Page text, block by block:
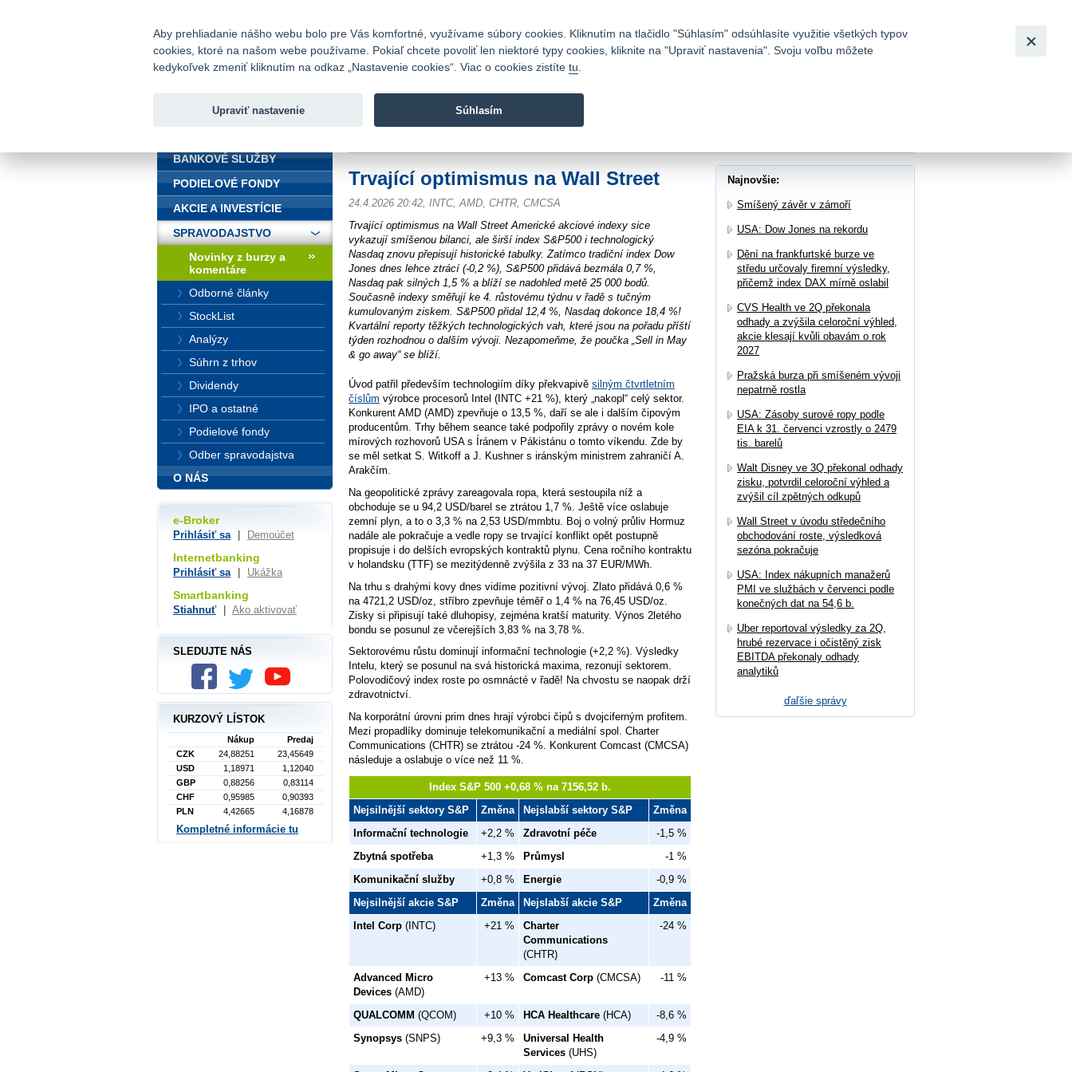
Fio banka
Fio banka sa zameriava na poskytovanie bežných bankových
Trvající optimismus na Wall Street
24.4.2026 20:42, INTC, AMD, CHTR, CMCSA
Trvající optimismus na Wall Street Americké akciové indexy sice
vykazují smíšenou bilanci, ale širší index S&P500 i technologický
Nasdaq znovu přepisují historické tabulky. Zatímco tradiční index Dow
Jones dnes lehce ztrácí (-0,2 %), S&P500 přidává bezmála 0,7 %,
Nasdaq pak silných 1,5 % a blíží se nadohled metě 25 000 bodů.
Současně indexy směřují ke 4. růstovému týdnu v řadě s tučným
kumulovaným ziskem. S&P500 přidal 12,4 %, Nasdaq dokonce 18,4 %!
Kvartální reporty těžkých technologických vah, které jsou na pořadu příští
týden rozhodnou o dalším vývoji. Nezapomeňme, že poučka „Sell in May
& go away“ se blíží.
Úvod patřil především technologiím díky překvapivě silným čtvrtletním
číslům výrobce procesorů Intel (INTC +21 %), který „nakopl“ celý sektor.
Konkurent AMD (AMD) zpevňuje o 13,5 %, daří se ale i dalším čipovým
producentům. Trhy během seance také podpořily zprávy o novém kole
mírových rozhovorů USA s Íránem v Pákistánu o tomto víkendu. Zde by
se měl setkat S. Witkoff a J. Kushner s iránským ministrem zahraničí A.
Arakčím.
Na geopolitické zprávy zareagovala ropa, která sestoupila níž a
obchoduje se u 94,2 USD/barel se ztrátou 1,7 %. Ještě více oslabuje
zemní plyn, a to o 3,3 % na 2,53 USD/mmbtu. Boj o volný průliv Hormuz
nadále ale pokračuje a vedle ropy se trvající konflikt opět postupně
propisuje i do delších evropských kontraktů plynu. Cena ročního kontraktu
v holandsku (TTF) se mezitýdenně zvýšila z 33 na 37 EUR/MWh.
Na trhu s drahými kovy dnes vidíme pozitivní vývoj. Zlato přidává 0,6 %
na 4721,2 USD/oz, stříbro zpevňuje téměř o 1,4 % na 76,45 USD/oz.
Zisky si připisují také dluhopisy, zejména kratší maturity. Výnos 2letého
bondu se posunul ze včerejších 3,83 % na 3,78 %.
Sektorovému růstu dominují informační technologie (+2,2 %). Výsledky
Intelu, který se posunul na svá historická maxima, rezonují sektorem.
Polovodičový index roste po osmnácté v řadě! Na chvostu se naopak drží
zdravotnictví.
Na korporátní úrovni prim dnes hrají výrobci čipů s dvojciferným profitem.
Mezi propadlíky dominuje telekomunikační a mediální spol. Charter
Communications (CHTR) se ztrátou -24 %. Konkurent Comcast (CMCSA)
následuje a oslabuje o více než 11 %.
Index S&P 500 +0,68 % na 7156,52 b.
Nejsilnější sektory S&P
Změna Nejslabší sektory S&P
Změna
Informační technologie
+2,2 % Zdravotní péče
-1,5 %
Zbytná spotřeba
+1,3 % Průmysl
-1 %
Komunikační služby
+0,8 % Energie
-0,9 %
Nejsilnější akcie S&P
Změna Nejslabší akcie S&P
Změna
Intel Corp (INTC) +21 %
Charter
Communications
(CHTR)
-24 %
Advanced Micro
Devices (AMD)
+13 % Comcast Corp (CMCSA) -11 %
QUALCOMM (QCOM) +10 % HCA Healthcare (HCA)
-8,6 %
Synopsys (SNPS) +9,3 %
Universal Health
Services (UHS)
-4,9 %
Najnovšie:
Smíšený závěr v zámoří
USA: Dow Jones na rekordu
Dění na frankfurtské burze ve
středu určovaly firemní výsledky,
přičemž index DAX mírně oslabil
CVS Health ve 2Q překonala
odhady a zvýšila celoroční výhled,
akcie klesají kvůli obavám o rok
2027
Pražská burza při smíšeném vývoji
nepatrně rostla
USA: Zásoby surové ropy podle
EIA k 31. červenci vzrostly o 2479
tis. barelů
Walt Disney ve 3Q překonal odhady
zisku, potvrdil celoroční výhled a
zvýšil cíl zpětných odkupů
Wall Street v úvodu středečního
obchodování roste, výsledková
sezóna pokračuje
USA: Index nákupních manažerů
PMI ve službách v červenci podle
konečných dat na 54,6 b.
Uber reportoval výsledky za 2Q,
hrubé rezervace i očistěný zisk
EBITDA překonaly odhady
analytiků
ďaľšie správy
BANKOVÉ SLUŽBY
PODIELOVÉ FONDY
AKCIE A INVESTÍCIE
SPRAVODAJSTVO
Novinky z burzy a
komentáre
Odborné články
StockList
Analýzy
Súhrn z trhov
Dividendy
IPO a ostatné
Podielové fondy
Odber spravodajstva
O NÁS
e-Broker
Prihlásiť sa Demoúčet
Internetbanking
Prihlásiť sa Ukážka
Smartbanking
Stiahnuť Ako aktivovať
SLEDUJTE NÁS
KURZOVÝ LÍSTOK
Nákup
Predaj
CZK
24,88251
23,45649
USD
1,18971
1,12040
GBP
0,88256
0,83114
CHF
0,95985
0,90393
PLN
4,42665 4,16878
Kompletné informácie tu
Aby prehliadanie nášho webu bolo pre Vás komfortné, využívame súbory cookies. Kliknutím na tlačidlo "Súhlasím" odsúhlasíte využitie všetkých typov
cookies, ktoré na našom webe používame. Pokiaľ chcete povoliť len niektoré typy cookies, kliknite na "Upraviť nastavenia". Svoju voľbu môžete
kedykoľvek zmeniť kliknutím na odkaz „Nastavenie cookies“. Viac o cookies zistíte tu
Upraviť nastavenie Súhlasím